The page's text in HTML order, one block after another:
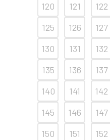
120
121 122
125
126 127
130
131 132
135
136 137
140
141 142
145
146 147
150
151 152